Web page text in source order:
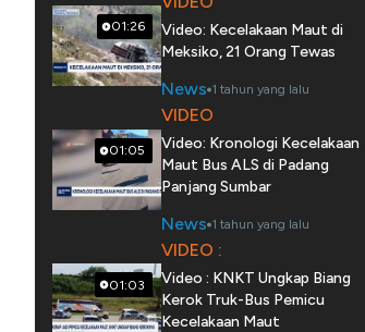
01:26
Video: Kecelakaan Maut di
Meksiko, 21 Orang Tewas
News 1 tahun yang lalu
01:05
VIDEO
Video: Kronologi Kecelakaan
Maut Bus ALS di Padang
Panjang Sumbar
News 1 tahun yang lalu
01:03
VIDEO :
Video : KNKT Ungkap Biang
Kerok Truk-Bus Pemicu
Kecelakaan Maut